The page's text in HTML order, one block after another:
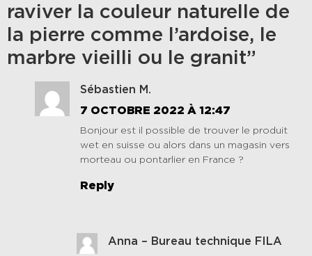
raviver la couleur naturelle de
la pierre comme l’ardoise, le
marbre vieilli ou le granit”
Sébastien M.
7 OCTOBRE 2022 À 12:47
Bonjour est il possible de trouver le produit
wet en suisse ou alors dans un magasin vers
morteau ou pontarlier en France ?
Reply
Anna – Bureau technique FILA